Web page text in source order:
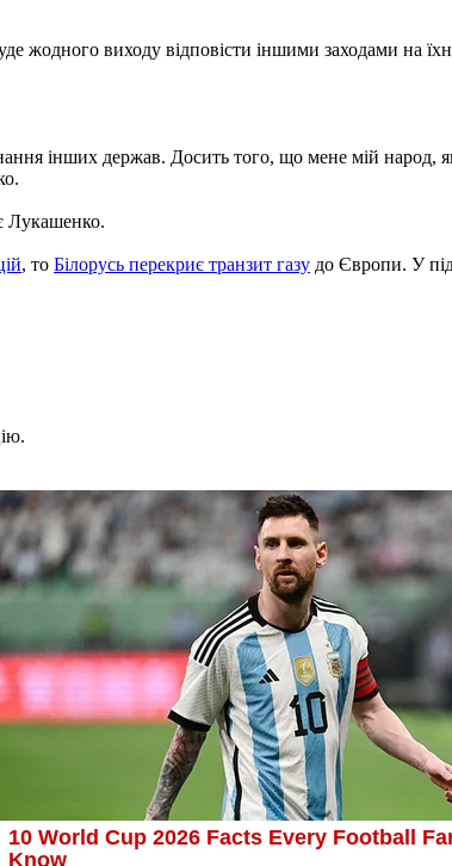
жодного виходу відповісти іншими заходами на
інших держав. Досить того, що мене мій народ,
Лукашенко.
, то Білорусь перекриє транзит газу до Європи. У